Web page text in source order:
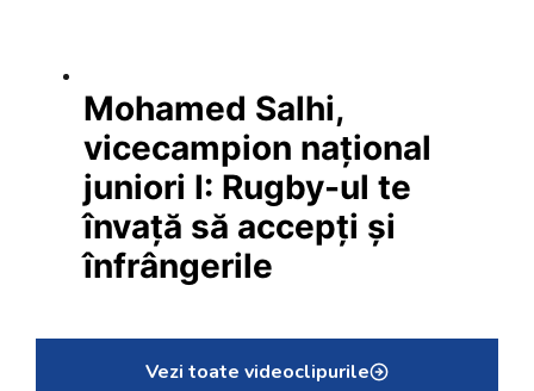
Mohamed Salhi,
vicecampion național
juniori I: Rugby-ul te
învață să accepți și
înfrângerile
Vezi toate videoclipurile